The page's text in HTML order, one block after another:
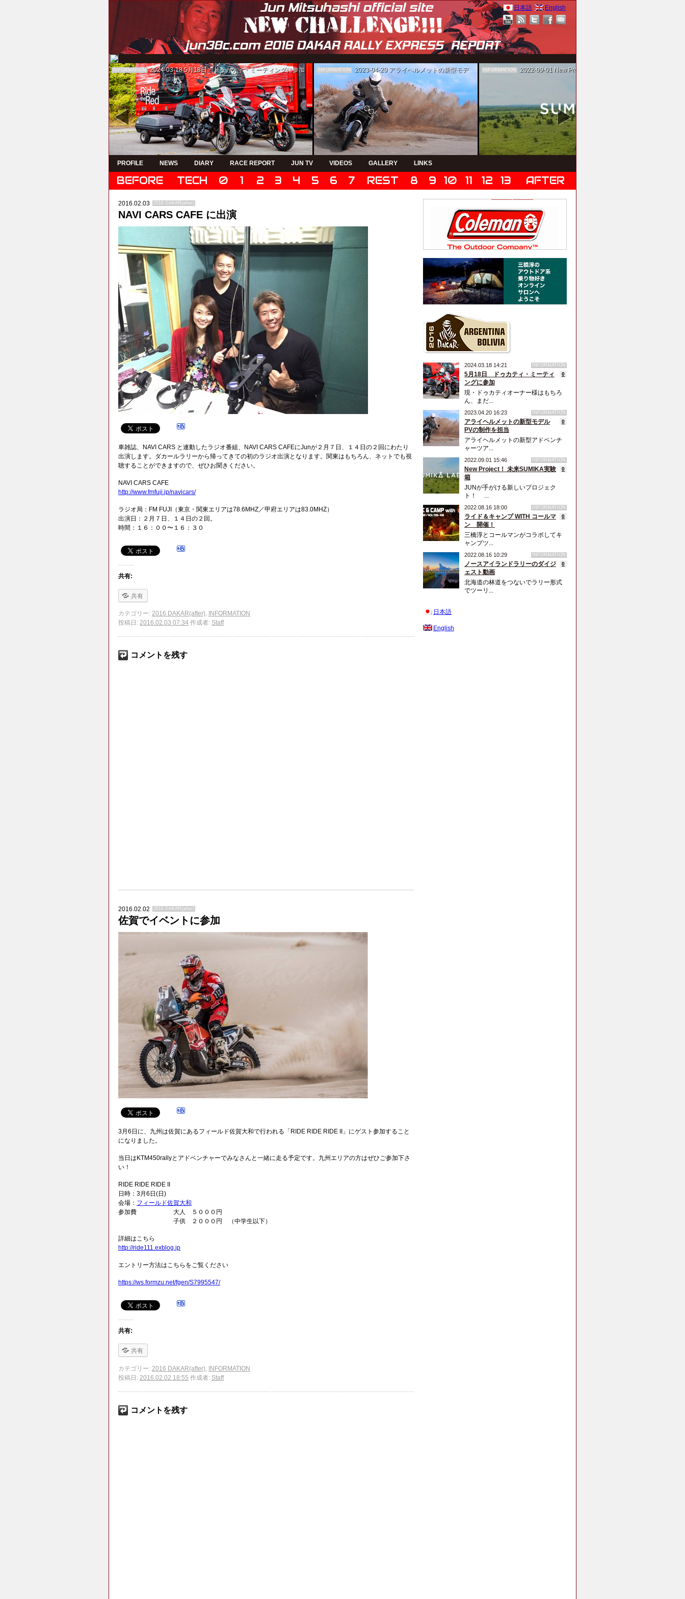
日本語 English
INFORMATION 2024-03-18 5月18日 ドゥカティ・ミーティングに参加 INFORMATION 2023-04-20 アライヘルメットの新型モデルPVの制作を担当 INFORMATION 2022-09-01 New Project！ 未来SUMIKA実験箱
PROFILE NEWS DIARY RACE REPORT JUN TV VIDEOS GALLERY LINKS
BEFORE TECH 0 1 2 3 4 5 6 7 REST 8 9 10 11 12 13 AFTER
2016.02.03 2016 DAKAR(after)
NAVI CARS CAFE に出演
車雑誌、NAVI CARS と連動したラジオ番組、NAVI CARS CAFEにJunが２月７日、１４日の２回にわたり
出演します。ダカールラリーから帰ってきての初のラジオ出演となります。関東はもちろん、ネットでも視
聴することができますので、ぜひお聞きください。
NAVI CARS CAFE
http://www.fmfuji.jp/navicars/
ラジオ局：FM FUJI（東京・関東エリアは78.6MHZ／甲府エリアは83.0MHZ）
出演日：２月７日、１４日の２回。
時間：１６：００〜１６：３０
共有:
共有
カテゴリー: 2016 DAKAR(after), INFORMATION
投稿日: 2016.02.03 07:34 作成者: Staff
コメントを残す
2016.02.02 2016 DAKAR(after)
佐賀でイベントに参加
3月6日に、九州は佐賀にあるフィールド佐賀大和で行われる「RIDE RIDE RIDE II」にゲスト参加すること
になりました。
当日はKTM450rallyとアドベンチャーでみなさんと一緒に走る予定です。九州エリアの方はぜひご参加下さ
い！
RIDE RIDE RIDE II
日時：3月6日(日)
会場： フィールド佐賀大和
参加費 大人 ５０００円
子供 ２０００円 （中学生以下）
詳細はこちら
http://ride111.exblog.jp
エントリー方法はこちらをご覧ください
https://ws.formzu.net/fgen/S7995547/
共有:
共有
カテゴリー: 2016 DAKAR(after) INFORMATION
投稿日: 2016.02.02 18:55 作成者: Staff
コメントを残す
INFORMATION
2024.03.18 14:21
0
5月18日 ドゥカティ・ミーティ
ングに参加
現・ドゥカティオーナー様はもちろ
ん、まだ...
INFORMATION
2023.04.20 16:23
0
アライヘルメットの新型モデル
PVの制作を担当
アライヘルメットの新型アドベンチ
ャーツア...
INFORMATION
2022.09.01 15:46
0
New Project！ 未来SUMIKA実験
箱
JUNが手がける新しいプロジェク
ト！ ...
INFORMATION
2022.08.16 18:00
0
ライド＆キャンプ WITH コールマ
ン 開催！
三橋淳とコールマンがコラボしてキ
ャンプツ...
INFORMATION
2022.08.16 10:29
0
ノースアイランドラリーのダイジ
ェスト動画
北海道の林道をつないでラリー形式
でツーリ...
日本語
English